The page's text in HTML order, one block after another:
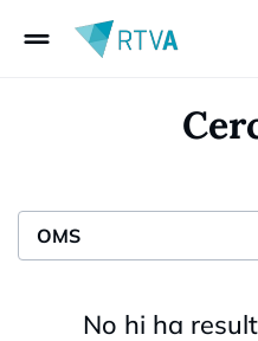
drag_handle
No hi ha